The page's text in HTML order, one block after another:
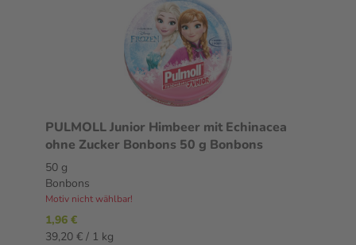
PULMOLL Junior Himbeer mit Echinacea
ohne Zucker Bonbons 50 g Bonbons
50 g
Bonbons
Motiv nicht wählbar!
1,96 €
39,20 € / 1 kg